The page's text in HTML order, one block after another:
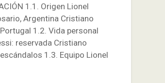
1.1. Origen Lionel
Argentina Cristiano
1.2. Vida personal
reservada Cristiano
1.3. Equipo Lionel